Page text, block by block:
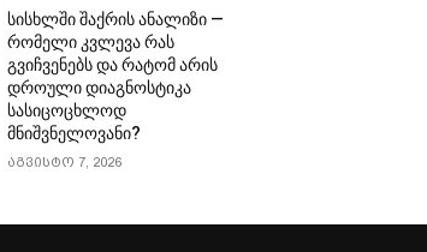
სისხლში შაქრის ანალიზი —
რომელი კვლევა რას
გვიჩვენებს და რატომ არის
დროული დიაგნოსტიკა
სასიცოცხლოდ
მნიშვნელოვანი?
აგვისტო 7, 2026